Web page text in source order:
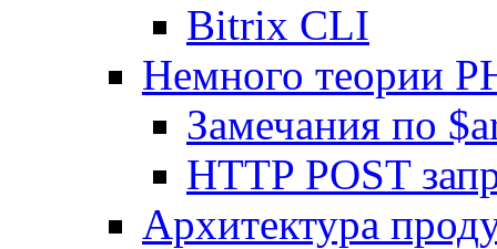
Bitrix CLI
Немного теории
Замечания по
HTTP POST
Архитектура